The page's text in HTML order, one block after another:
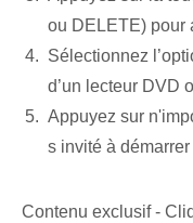
ou DELETE) pour
Sélectionnez
d’un lecteur DVD
Appuyez sur
s invité à
Contenu exclusif -